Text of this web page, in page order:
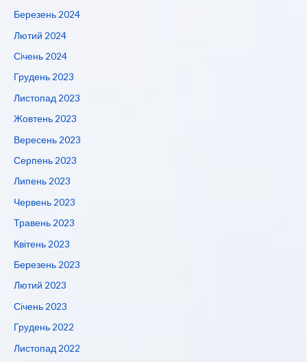
Березень 2024
Лютий 2024
Січень 2024
Грудень 2023
Листопад 2023
Жовтень 2023
Вересень 2023
Серпень 2023
Липень 2023
Червень 2023
Травень 2023
Квітень 2023
Березень 2023
Лютий 2023
Січень 2023
Грудень 2022
Листопад 2022